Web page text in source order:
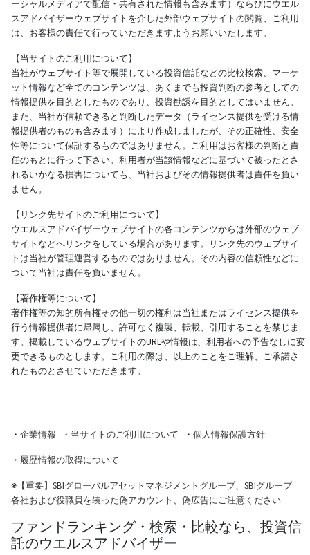
ーシャルメディアで配信・共有された情報も含みます）ならびにウエル
スアドバイザーウェブサイトを介した外部ウェブサイトの閲覧、ご利用
は、お客様の責任で行っていただきますようお願いいたします。
【当サイトのご利用について】
当社がウェブサイト等で展開している投資信託などの比較検索、マーケ
ット情報など全てのコンテンツは、あくまでも投資判断の参考としての
情報提供を目的としたものであり、投資勧誘を目的としてはいません。
また、当社が信頼できると判断したデータ（ライセンス提供を受ける情
報提供者のものも含みます）により作成しましたが、その正確性、安全
性等について保証するものではありません。ご利用はお客様の判断と責
任のもとに行って下さい。利用者が当該情報などに基づいて被ったとさ
れるいかなる損害についても、当社およびその情報提供者は責任を負い
ません。
【リンク先サイトのご利用について】
ウエルスアドバイザーウェブサイトの各コンテンツからは外部のウェブ
サイトなどへリンクをしている場合があります。リンク先のウェブサイ
トは当社が管理運営するものではありません。その内容の信頼性などに
ついて当社は責任を負いません。
【著作権等について】
著作権等の知的所有権その他一切の権利は当社またはライセンス提供を
行う情報提供者に帰属し、許可なく複製、転載、引用することを禁じま
す。掲載しているウェブサイトのURLや情報は、利用者への予告なしに変
更できるものとします。ご利用の際は、以上のことをご理解、ご承諾さ
れたものとさせていただきます。
・ 企業情報 ・ 当サイトのご利用について ・ 個人情報保護方針
・ 履歴情報の取得について
※【重要】SBIグローバルアセットマネジメントグループ、SBIグループ
各社および役職員を装った偽アカウント、偽広告にご注意ください
ファンドランキング・検索・比較なら、投資信
託のウエルスアドバイザー